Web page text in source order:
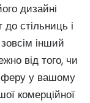
дизайні
до стільниць і
інший
від того, чи
у вашому
комерційної